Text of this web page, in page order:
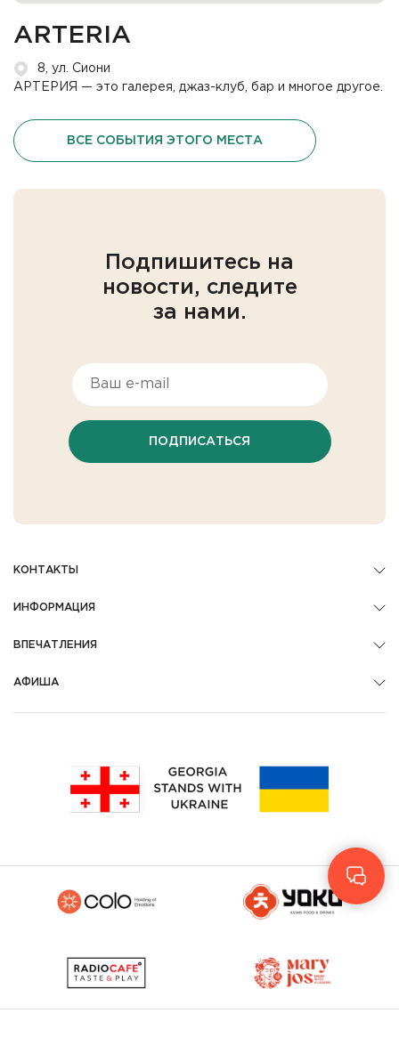
ARTERIA
8, ул. Сиони
АРТЕРИЯ — это галерея, джаз-клуб, бар и многое другое.
ВСЕ СОБЫТИЯ ЭТОГО МЕСТА
Подпишитесь на
новости, следите
за нами.
ПОДПИСАТЬСЯ
КОНТАКТЫ
ИНФОРМАЦИЯ
ВПЕЧАТЛЕНИЯ
АФИША
Geo